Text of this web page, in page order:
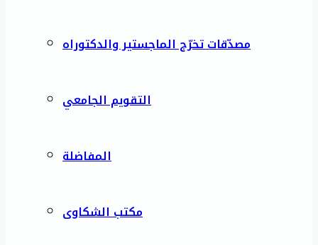
مصدّقات تخرّج الماجستير والدكتوراه
التقويم الجامعي
المفاضلة
مكتب الشكاوى